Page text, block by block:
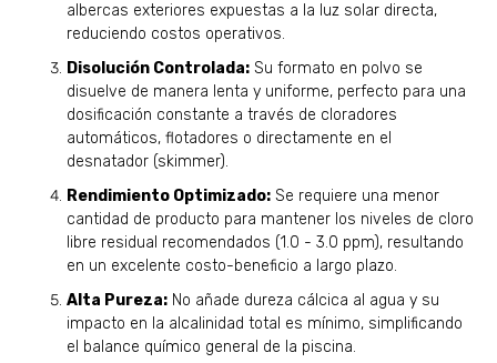
albercas exteriores expuestas a la luz solar directa,
reduciendo costos operativos.
Disolución Controlada: Su formato en polvo se
disuelve de manera lenta y uniforme, perfecto para una
dosificación constante a través de cloradores
automáticos, flotadores o directamente en el
desnatador (skimmer).
Rendimiento Optimizado: Se requiere una menor
cantidad de producto para mantener los niveles de cloro
libre residual recomendados (1.0 - 3.0 ppm), resultando
en un excelente costo-beneficio a largo plazo.
Alta Pureza: No añade dureza cálcica al agua y su
impacto en la alcalinidad total es mínimo, simplificando
el balance químico general de la piscina.